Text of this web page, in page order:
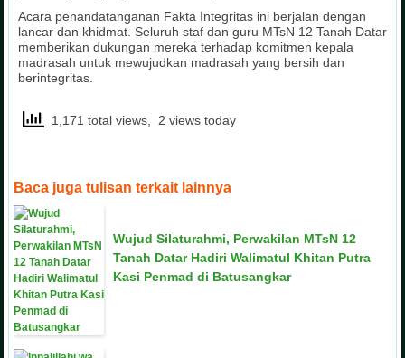
Acara penandatanganan Fakta Integritas ini berjalan dengan
lancar dan khidmat. Seluruh staf dan guru MTsN 12 Tanah Datar
memberikan dukungan mereka terhadap komitmen kepala
madrasah untuk mewujudkan madrasah yang bersih dan
berintegritas.
1,171 total views, 2 views today
Baca juga tulisan terkait lainnya
Wujud Silaturahmi, Perwakilan MTsN 12
Tanah Datar Hadiri Walimatul Khitan Putra
Kasi Penmad di Batusangkar